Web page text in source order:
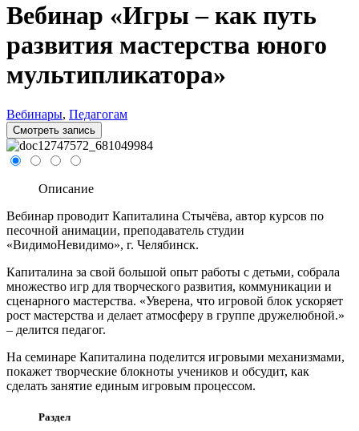
Вебинар «Игры – как путь
развития мастерства юного
мультипликатора»
Вебинары, Педагогам
Смотреть запись
Описание
Вебинар проводит Капиталина Стычёва, автор курсов по
песочной анимации, преподаватель студии
«ВидимоНевидимо», г. Челябинск.
Капиталина за свой большой опыт работы с детьми, собрала
множество игр для творческого развития, коммуникации и
сценарного мастерства. «Уверена, что игровой блок ускоряет
рост мастерства и делает атмосферу в группе дружелюбной.»
– делится педагог.
На семинаре Капиталина поделится игровыми механизмами,
покажет творческие блокноты учеников и обсудит, как
сделать занятие единым игровым процессом.
Раздел